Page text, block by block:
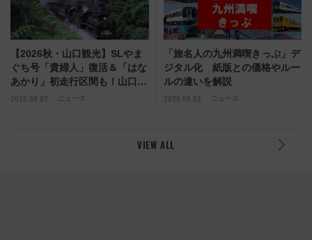
2026.08.02 ニュース
【2026秋・山口観光】SLやま
ぐち号「貴婦人」復活＆「はな
あかり」初走行区間も！山口
DCの注目観光列車まとめ きっ
2026.08.02 ニュース
「旅名人の九州満喫きっぷ」デ
ジタル化 紙版との価格やルー
ルの違いを解説
VIEW ALL